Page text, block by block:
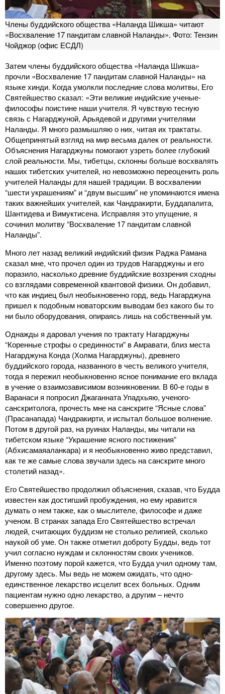
Члены буддийского общества «Наланда Шикша» читают
«Восхваление 17 пандитам славной Наланды». Фото: Тензин
Чойджор (офис ЕСДЛ)
Затем члены буддийского общества «Наланда Шикша»
прочли «Восхваление 17 пандитам славной Наланды» на
языке хинди. Когда умолкли последние слова молитвы, Его
Святейшество сказал: «Эти великие индийские ученые-
философы поистине наши учителя. Я чувствую тесную
связь с Нагарджуной, Арьядевой и другими учителями
Наланды. Я много размышляю о них, читая их трактаты.
Общепринятый взгляд на мир весьма далек от реальности.
Объяснения Нагарджуны помогают узреть более глубокий
слой реальности. Мы, тибетцы, склонны больше восхвалять
наших тибетских учителей, но невозможно переоценить роль
учителей Наланды для нашей традиции. В восхвалении
“шести украшениям” и “двум высшим” не упоминаются имена
таких важнейших учителей, как Чандракирти, Буддапалита,
Шантидева и Вимуктисена. Исправляя это упущение, я
сочинил молитву “Восхваление 17 пандитам славной
Наланды”.
Много лет назад великий индийский физик Раджа Рамана
сказал мне, что прочел один из трудов Нагарджуны и его
поразило, насколько древние буддийские воззрения сходны
со взглядами современной квантовой физики. Он добавил,
что как индиец был необыкновенно горд, ведь Нагарджуна
пришел к подобным новаторским выводам без какого бы то
ни было оборудования, опираясь лишь на собственный ум.
Однажды я даровал учения по трактату Нагарджуны
“Коренные строфы о срединности” в Амравати, близ места
Нагарджуна Конда (Холма Нагарджуны), древнего
буддийского города, названного в честь великого учителя,
тогда я пережил необыкновенно ясное понимание его вклада
в учение о взаимозависимом возникновении. В 60-е годы в
Варанаси я попросил Джаганната Упадхьяю, ученого-
санскритолога, прочесть мне на санскрите “Ясные слова”
(Прасанапада) Чандракирти, и испытал большое волнение.
Потом в другой раз, на руинах Наланды, мы читали на
тибетском языке “Украшение ясного постижения”
(Абхисамаяаланкара) и я необыкновенно живо представил,
как те же самые слова звучали здесь на санскрите много
столетий назад».
Его Святейшество продолжил объяснения, сказав, что Будда
известен как достигший пробуждения, но ему нравится
думать о нем также, как о мыслителе, философе и даже
ученом. В странах запада Его Святейшество встречал
людей, считающих буддизм не столько религией, сколько
наукой об уме. Он также отметил доброту Будды, ведь тот
учил согласно нуждам и склонностям своих учеников.
Именно поэтому порой кажется, что Будда учил одному там,
другому здесь. Мы ведь не можем ожидать, что одно-
единственное лекарство исцелит всех больных. Одним
пациентам нужно одно лекарство, а другим – нечто
совершенно другое.